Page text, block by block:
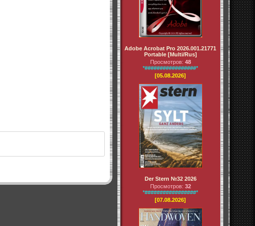
Adobe Acrobat Pro 2026.001.21771
Portable [Multi/Rus]
Просмотров: 48
*#################*
[05.08.2026]
Der Stern №32 2026
Просмотров: 32
*#################*
[07.08.2026]